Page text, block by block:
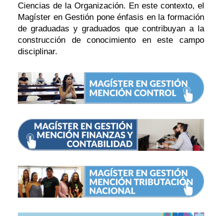
Ciencias de la Organización. En este contexto, el
Magíster en Gestión pone énfasis en la formación
de graduadas y graduados que contribuyan a la
construcción de conocimiento en este campo
disciplinar.